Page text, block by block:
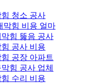
청소 공사
막힘 비용 얼마
힘 뚫음 공사
공사 비용
공장 아파트
힘 공사 업체
수리 비용